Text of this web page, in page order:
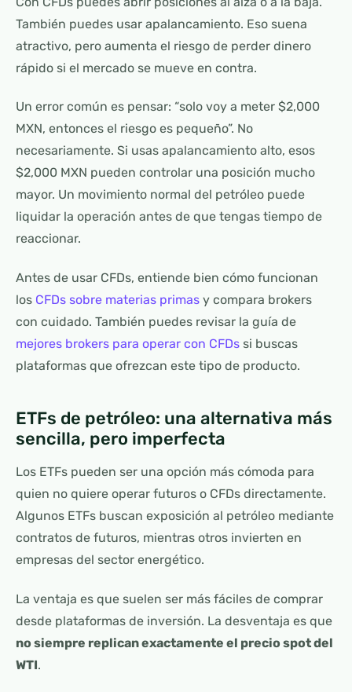
También puedes usar apalancamiento. Eso suena
atractivo, pero aumenta el riesgo de perder dinero
rápido si el mercado se mueve en contra.
Un error común es pensar: “solo voy a meter $2,000
MXN, entonces el riesgo es pequeño”. No
necesariamente. Si usas apalancamiento alto, esos
$2,000 MXN pueden controlar una posición mucho
mayor. Un movimiento normal del petróleo puede
liquidar la operación antes de que tengas tiempo de
reaccionar.
Antes de usar CFDs, entiende bien cómo funcionan
los CFDs sobre materias primas y compara brokers
con cuidado. También puedes revisar la guía de
mejores brokers para operar con CFDs si buscas
plataformas que ofrezcan este tipo de producto.
ETFs de petróleo: una alternativa más
sencilla, pero imperfecta
Los ETFs pueden ser una opción más cómoda para
quien no quiere operar futuros o CFDs directamente.
Algunos ETFs buscan exposición al petróleo mediante
contratos de futuros, mientras otros invierten en
empresas del sector energético.
La ventaja es que suelen ser más fáciles de comprar
desde plataformas de inversión. La desventaja es que
no siempre replican exactamente el precio spot del
WTI.